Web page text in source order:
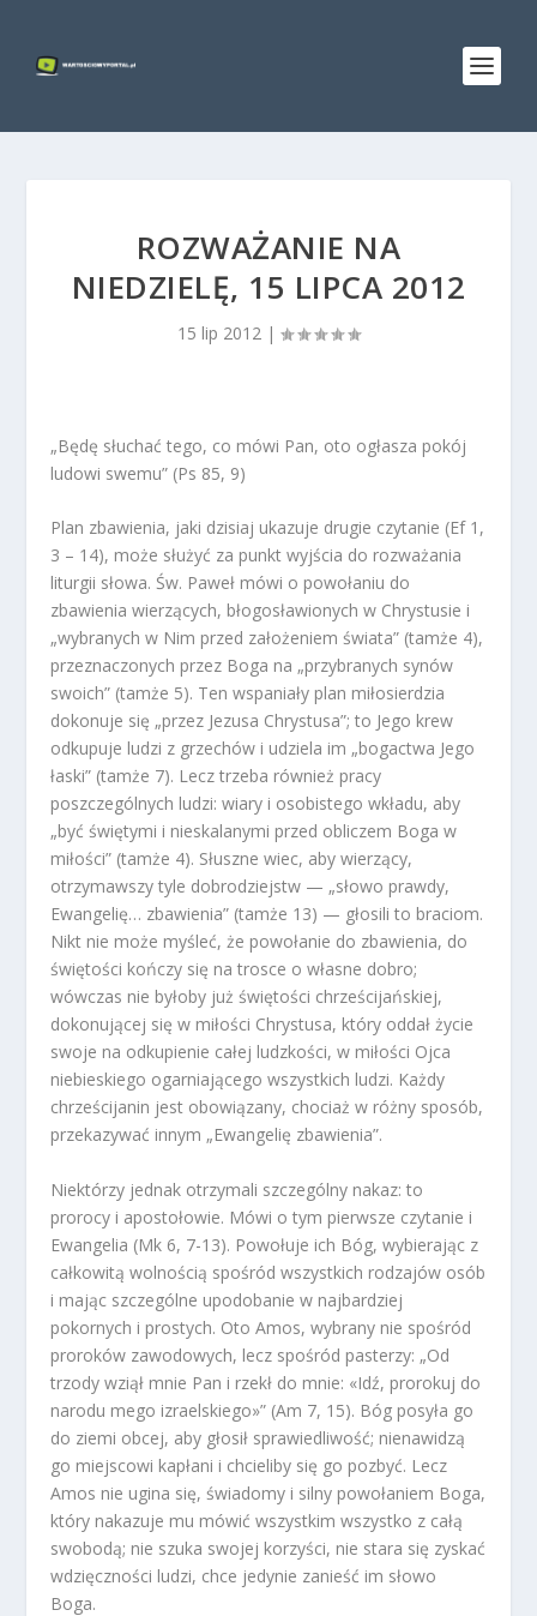
ROZWAŻANIE NA
NIEDZIELĘ, 15 LIPCA 2012
15 lip 2012 |
„Będę słuchać tego, co mówi Pan, oto ogłasza pokój
ludowi swemu” (Ps 85, 9)
Plan zbawienia, jaki dzisiaj ukazuje drugie czytanie (Ef 1,
3 – 14), może służyć za punkt wyjścia do rozważania
liturgii słowa. Św. Paweł mówi o powołaniu do
zbawienia wierzących, błogosławionych w Chrystusie i
„wybranych w Nim przed założeniem świata” (tamże 4),
przeznaczonych przez Boga na „przybranych synów
swoich” (tamże 5). Ten wspaniały plan miłosierdzia
dokonuje się „przez Jezusa Chrystusa”; to Jego krew
odkupuje ludzi z grzechów i udziela im „bogactwa Jego
łaski” (tamże 7). Lecz trzeba również pracy
poszczególnych ludzi: wiary i osobistego wkładu, aby
„być świętymi i nieskalanymi przed obliczem Boga w
miłości” (tamże 4). Słuszne wiec, aby wierzący,
otrzymawszy tyle dobrodziejstw — „słowo prawdy,
Ewangelię… zbawienia” (tamże 13) — głosili to braciom.
Nikt nie może myśleć, że powołanie do zbawienia, do
świętości kończy się na trosce o własne dobro;
wówczas nie byłoby już świętości chrześcijańskiej,
dokonującej się w miłości Chrystusa, który oddał życie
swoje na odkupienie całej ludzkości, w miłości Ojca
niebieskiego ogarniającego wszystkich ludzi. Każdy
chrześcijanin jest obowiązany, chociaż w różny sposób,
przekazywać innym „Ewangelię zbawienia”.
Niektórzy jednak otrzymali szczególny nakaz: to
prorocy i apostołowie. Mówi o tym pierwsze czytanie i
Ewangelia (Mk 6, 7-13). Powołuje ich Bóg, wybierając z
całkowitą wolnością spośród wszystkich rodzajów osób
i mając szczególne upodobanie w najbardziej
pokornych i prostych. Oto Amos, wybrany nie spośród
proroków zawodowych, lecz spośród pasterzy: „Od
trzody wziął mnie Pan i rzekł do mnie: «Idź, prorokuj do
narodu mego izraelskiego»” (Am 7, 15). Bóg posyła go
do ziemi obcej, aby głosił sprawiedliwość; nienawidzą
go miejscowi kapłani i chcieliby się go pozbyć. Lecz
Amos nie ugina się, świadomy i silny powołaniem Boga,
który nakazuje mu mówić wszystkim wszystko z całą
swobodą; nie szuka swojej korzyści, nie stara się zyskać
wdzięczności ludzi, chce jedynie zanieść im słowo
Boga.